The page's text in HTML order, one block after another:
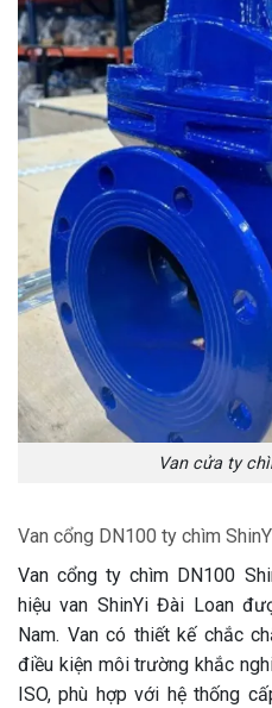
Van cửa ty
Van cổng DN100 ty chìm
Van cổng ty chìm DN100
hiệu van ShinYi Đài Loan
Nam. Van có thiết kế chắc
điều kiện môi trường khắc
ISO, phù hợp với hệ thống